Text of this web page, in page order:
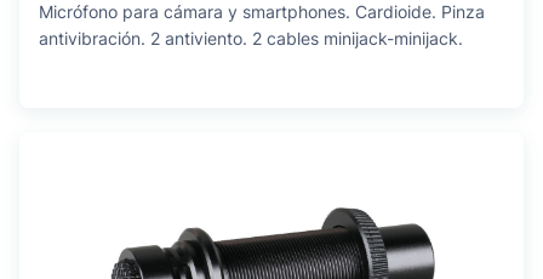
Micrófono para cámara y smartphones. Cardioide. Pinza
antivibración. 2 antiviento. 2 cables minijack-minijack.